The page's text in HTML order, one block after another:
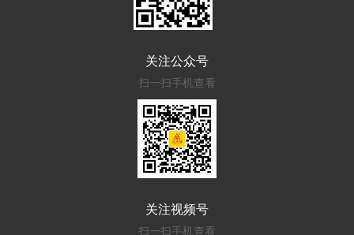
关注公众号
扫一扫手机查看
关注视频号
扫一扫手机查看